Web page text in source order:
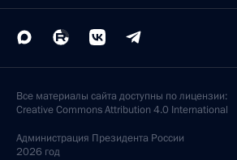
Все материалы сайта доступны по лицензии:
Creative Commons Attribution 4.0 International
Администрация Президента России
2026 год